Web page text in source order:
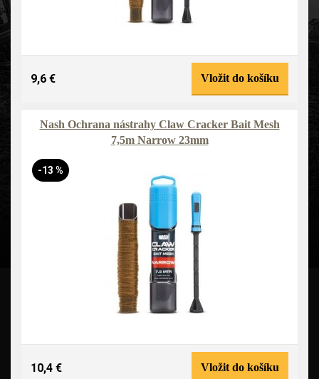
9,6 € Vložit do košíku
Nash Ochrana nástrahy Claw Cracker Bait Mesh
7,5m Narrow 23mm
-13 %
10,4 € Vložit do košíku